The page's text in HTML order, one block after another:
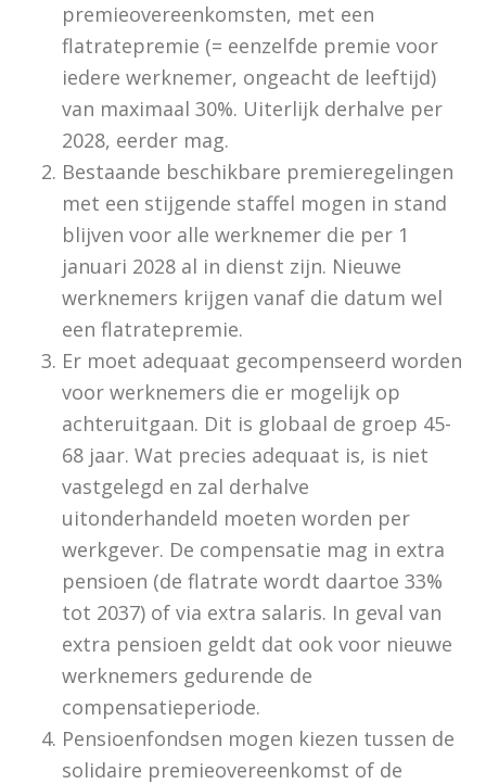
premieovereenkomsten, met een
flatratepremie (= eenzelfde premie voor
iedere werknemer, ongeacht de leeftijd)
van maximaal 30%. Uiterlijk derhalve per
2028, eerder mag.
Bestaande beschikbare premieregelingen
met een stijgende staffel mogen in stand
blijven voor alle werknemer die per 1
januari 2028 al in dienst zijn. Nieuwe
werknemers krijgen vanaf die datum wel
een flatratepremie.
Er moet adequaat gecompenseerd worden
voor werknemers die er mogelijk op
achteruitgaan. Dit is globaal de groep 45-
68 jaar. Wat precies adequaat is, is niet
vastgelegd en zal derhalve
uitonderhandeld moeten worden per
werkgever. De compensatie mag in extra
pensioen (de flatrate wordt daartoe 33%
tot 2037) of via extra salaris. In geval van
extra pensioen geldt dat ook voor nieuwe
werknemers gedurende de
compensatieperiode.
Pensioenfondsen mogen kiezen tussen de
solidaire premieovereenkomst of de